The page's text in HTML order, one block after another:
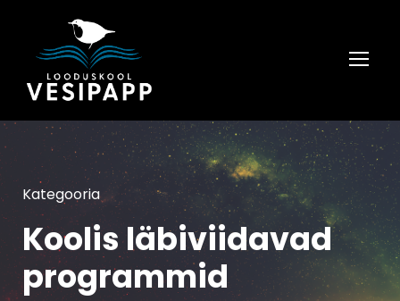
Kategooria
Koolis läbiviidavad
programmid